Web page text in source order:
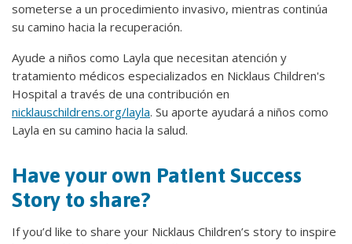
someterse a un procedimiento invasivo, mientras continúa
su camino hacia la recuperación.
Ayude a niños como Layla que necesitan atención y
tratamiento médicos especializados en Nicklaus Children's
Hospital a través de una contribución en
nicklauschildrens.org/layla. Su aporte ayudará a niños como
Layla en su camino hacia la salud.
Have your own Patient Success
Story to share?
If you’d like to share your Nicklaus Children’s story to inspire